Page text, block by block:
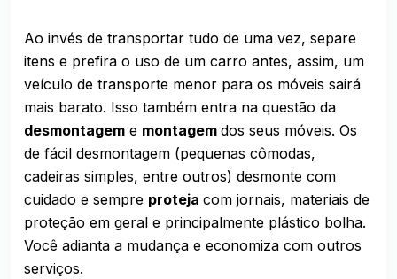
Ao invés de transportar tudo de uma vez, separe
itens e prefira o uso de um carro antes, assim, um
veículo de transporte menor para os móveis sairá
mais barato. Isso também entra na questão da
desmontagem e montagem dos seus móveis. Os
de fácil desmontagem (pequenas cômodas,
cadeiras simples, entre outros) desmonte com
cuidado e sempre proteja com jornais, materiais de
proteção em geral e principalmente plástico bolha.
Você adianta a mudança e economiza com outros
serviços.